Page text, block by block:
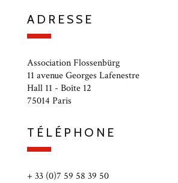
ADRESSE
Association Flossenbürg
11 avenue Georges Lafenestre
Hall 11 - Boîte 12
75014 Paris
TÉLÉPHONE
+ 33 (0)7 59 58 39 50